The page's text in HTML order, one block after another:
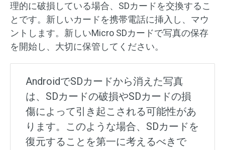
理的に破損している場合、SDカードを交換するこ
とです。新しいカードを携帯電話に挿入し、マウ
ントします。新しいMicro SDカードで写真の保存
を開始し、大切に保管してください。
AndroidでSDカードから消えた写真
は、SDカードの破損やSDカードの損
傷によって引き起こされる可能性があ
ります。このような場合、SDカードを
復元することを第一に考えるべきで